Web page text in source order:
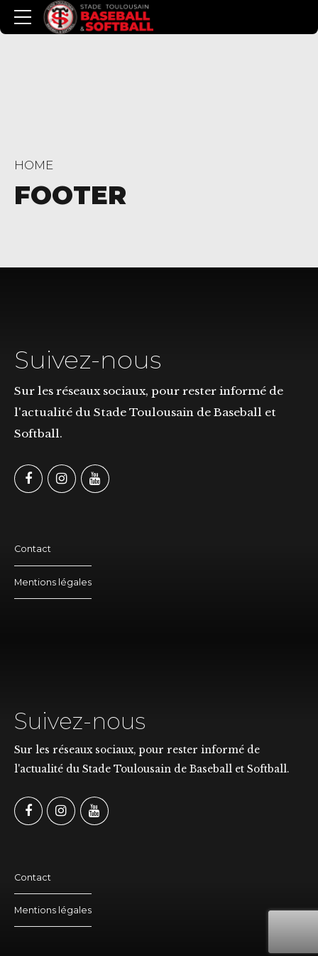
HOME
FOOTER
Suivez-nous
Sur les réseaux sociaux, pour rester informé de
l'actualité du Stade Toulousain de Baseball et
Softball.
Contact
Mentions légales
Suivez-nous
Sur les réseaux sociaux, pour rester informé de
l'actualité du Stade Toulousain de Baseball et Softball.
Contact
Mentions légales